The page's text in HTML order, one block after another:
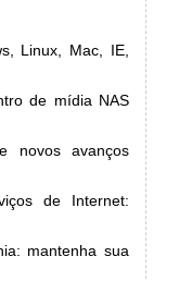
Linux, Mac, IE,
de mídia NAS
novos avanços
de Internet:
mantenha sua